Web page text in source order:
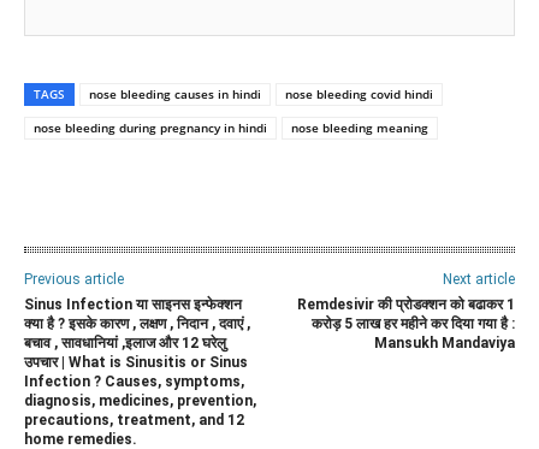
TAGS nose bleeding causes in hindi
nose bleeding covid hindi
nose bleeding during pregnancy in hindi
nose bleeding meaning
Previous article
Sinus Infection या साइनस इन्फेक्शन
क्या है ? इसके कारण , लक्षण , निदान , दवाएं ,
बचाव , सावधानियां ,इलाज और 12 घरेलु
उपचार | What is Sinusitis or Sinus
Infection ? Causes, symptoms,
diagnosis, medicines, prevention,
precautions, treatment, and 12
home remedies.
Next article
Remdesivir की प्रोडक्शन को बढाकर 1
करोड़ 5 लाख हर महीने कर दिया गया है :
Mansukh Mandaviya